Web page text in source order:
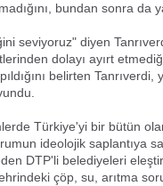
bundan sonra da
seviyoruz" diyen
dolayı ayırt
belirten
Türkiye'yi bir bütün
ideolojik saplantıya
DTP'li belediyeleri
çöp, su, arıtma